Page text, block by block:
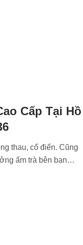
Cấp Tại Hồ
thau, cổ điển. Cũng
ấm trà bên bạn…